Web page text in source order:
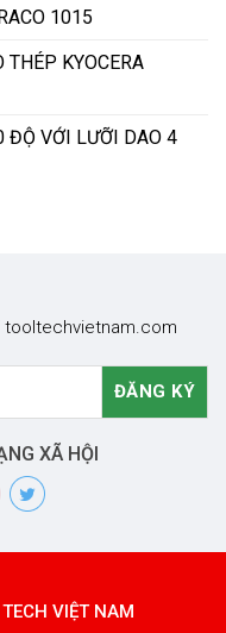
1015
THÉP KYOCERA
ĐỘ VỚI LƯỠI DAO 4
tooltechvietnam.com
XÃ HỘI
VIỆT NAM